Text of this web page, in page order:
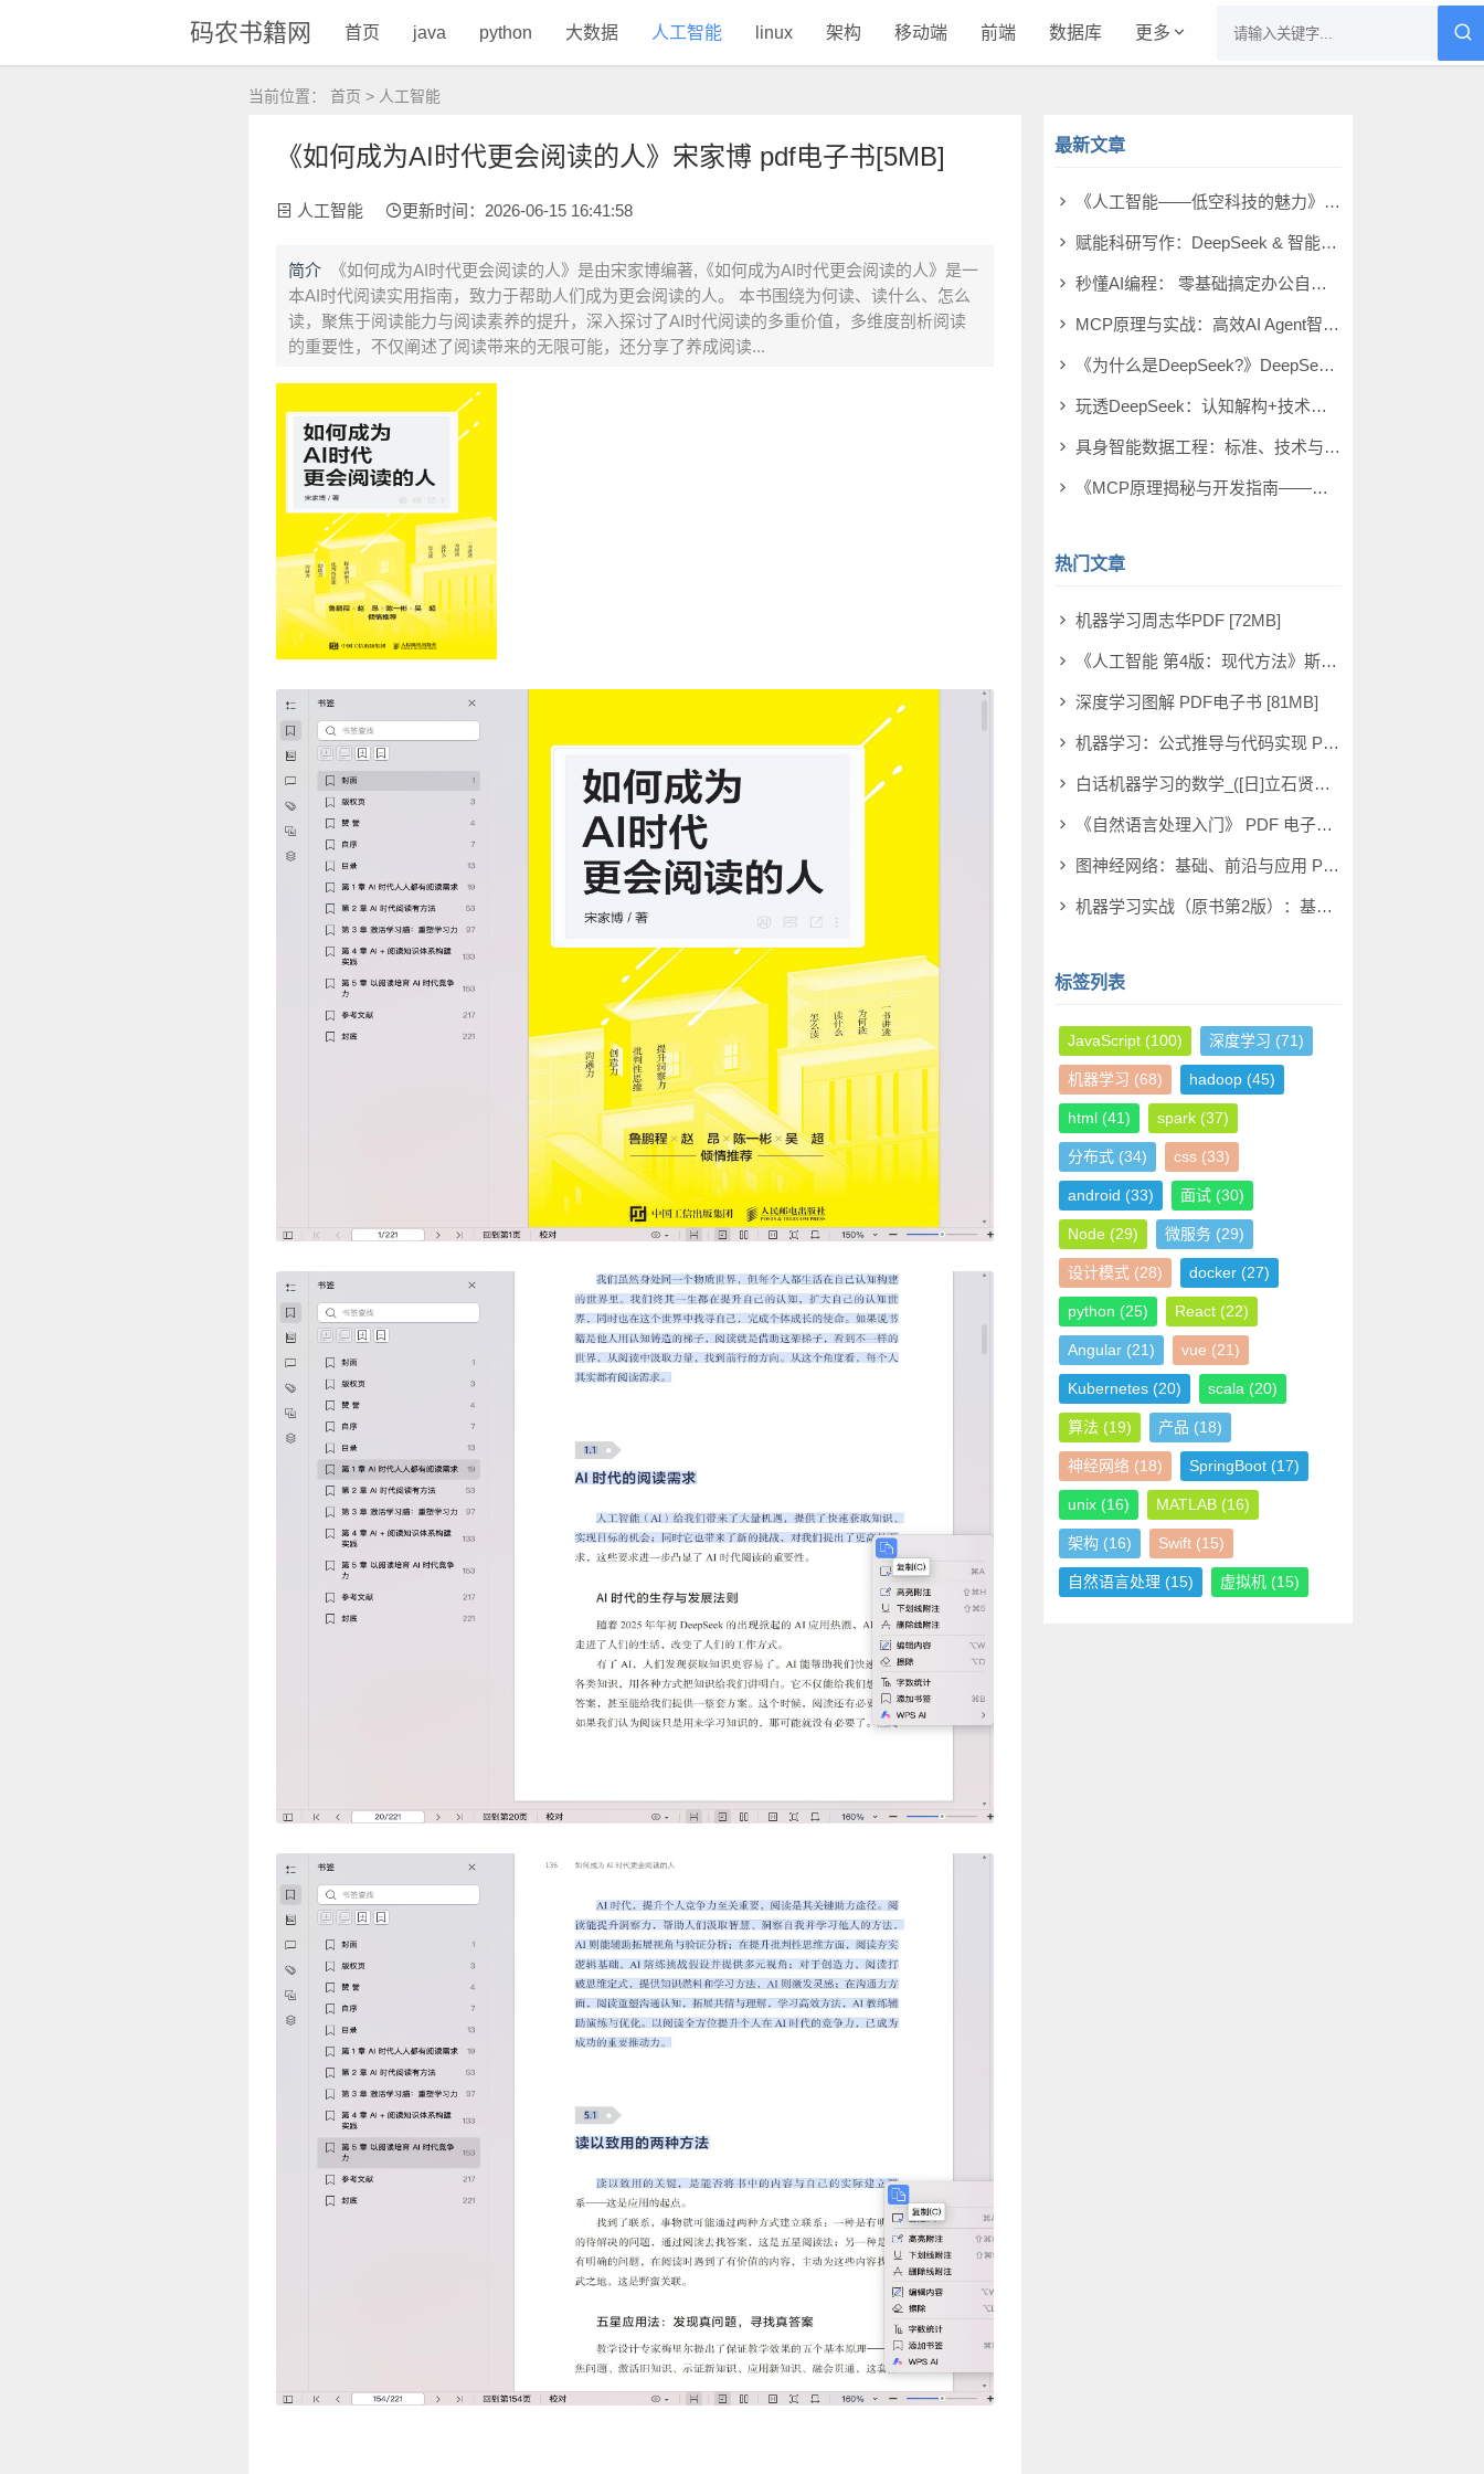
码农书籍网 首页 java python 大数据 人工智能 linux 架构 移动端 前端 数据库 更多
当前位置： 首页 > 人工智能
《如何成为AI时代更会阅读的人》宋家博 pdf电子书[5MB]
人工智能 更新时间：2026-06-15 16:41:58
简介
《如何成为AI时代更会阅读的人》是由宋家博编著,《如何成为AI时代更会阅读的人》是一
本AI时代阅读实用指南，致力于帮助人们成为更会阅读的人。 本书围绕为何读、读什么、怎么
读，聚焦于阅读能力与阅读素养的提升，深入探讨了AI时代阅读的多重价值，多维度剖析阅读
的重要性，不仅阐述了阅读带来的无限可能，还分享了养成阅读...
最新文章
《人工智能——低空科技的魅力》蔡荣啸 pdf电子书[11MB]
赋能科研写作：DeepSeek & 智能体 pdf电子书[58MB]
秒懂AI编程： 零基础搞定办公自动化 pdf电子书[39MB]
MCP原理与实战：高效AI Agent智能体开发 pdf电子书[93MB]
《为什么是DeepSeek?》DeepSeek研究小组 pdf电子书[4MB]
玩透DeepSeek：认知解构+技术解析+实践落地 pdf电子书[27MB]
具身智能数据工程：标准、技术与实践指南 pdf电子书[74MB]
《MCP原理揭秘与开发指南——构建可扩展的AI智能体》严灿平 pdf电子书[228MB]
热门文章
机器学习周志华PDF [72MB]
《人工智能 第4版：现代方法》斯图尔特·罗素 PDF电子书 [710MB]
深度学习图解 PDF电子书 [81MB]
机器学习：公式推导与代码实现 PDF电子书 [112MB]
白话机器学习的数学_([日]立石贤吾 著) PDF电子书 [4MB]
《自然语言处理入门》 PDF 电子书下载 [38MB]
图神经网络：基础、前沿与应用 PDF电子书 [302MB]
机器学习实战（原书第2版）：基于Scikit-Learn、Keras和TensorFlow PDF电子书 [113MB]
标签列表
JavaScript (100) 深度学习 (71)
机器学习 (68) hadoop (45)
html (41) spark (37)
分布式 (34) css (33)
android (33) 面试 (30)
Node (29) 微服务 (29)
设计模式 (28) docker (27)
python (25) React (22)
Angular (21) vue (21)
Kubernetes (20) scala (20)
算法 (19) 产品 (18)
神经网络 (18) SpringBoot (17)
unix (16) MATLAB (16)
架构 (16) Swift (15)
自然语言处理 (15) 虚拟机 (15)